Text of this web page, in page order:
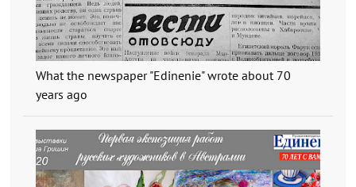
What the newspaper "Edinenie" wrote about 70
years ago